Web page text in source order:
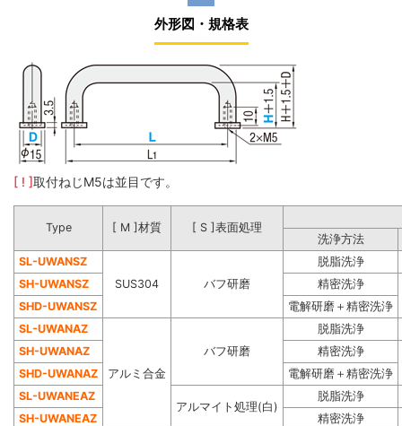
外形図・規格表
[ ! ]取付ねじM5は並目です。
Type [ M ]材質
[ S ]表面処理
洗浄方法
SL-UWANSZ
SUS304
バフ研磨
脱脂洗浄
SH-UWANSZ
精密洗浄
SHD-UWANSZ
電解研磨＋精密洗浄
SL-UWANAZ
アルミ合金
バフ研磨
脱脂洗浄
SH-UWANAZ
精密洗浄
SHD-UWANAZ
電解研磨＋精密洗浄
SL-UWANEAZ
アルマイト処理(白)
脱脂洗浄
SH-UWANEAZ
精密洗浄